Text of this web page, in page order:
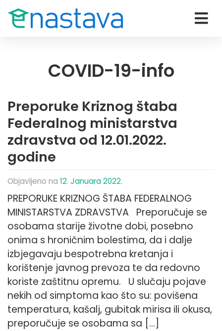
COVID-19-info
Preporuke Kriznog štaba
Federalnog ministarstva
zdravstva od 12.01.2022.
godine
Objavljeno na 12. Januara 2022.
PREPORUKE KRIZNOG ŠTABA FEDERALNOG
MINISTARSTVA ZDRAVSTVA Preporučuje se
osobama starije životne dobi, posebno
onima s hroničnim bolestima, da i dalje
izbjegavaju bespotrebna kretanja i
korištenje javnog prevoza te da redovno
koriste zaštitnu opremu. U slučaju pojave
nekih od simptoma kao što su: povišena
temperatura, kašalj, gubitak mirisa ili okusa,
preporučuje se osobama sa […]